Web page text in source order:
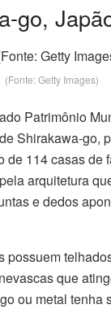
go,
(Fonte: Getty Images)
Patrimônio
Shirakawa-go,
de 114 casas de
arquitetura
e dedos
possuem
que
ou metal tenha